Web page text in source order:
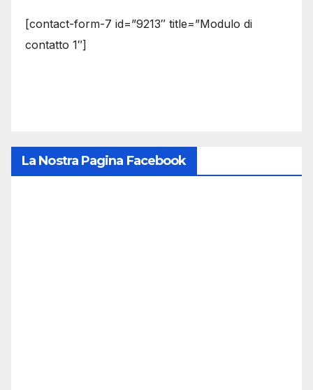
[contact-form-7 id=”9213″ title=”Modulo di
contatto 1″]
La Nostra Pagina Facebook